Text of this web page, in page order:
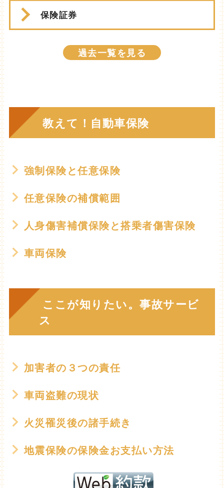
保険証券
過去一覧を見る
教えて！自動車保険
強制保険と任意保険
任意保険の補償範囲
人身傷害補償保険と搭乗者傷害保険
車両保険
ここが知りたい。事故サービ
ス
加害者の３つの責任
車両盗難の現状
火災罹災後の諸手続き
地震保険の保険金お支払い方法